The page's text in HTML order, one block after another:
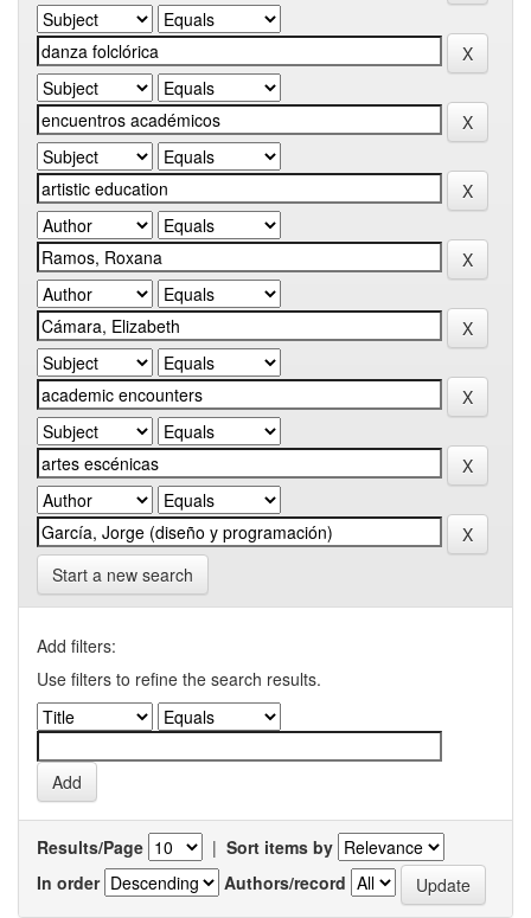
Start a new search
Add filters:
Use filters to refine the search results.
Results/Page | Sort items by
In order
Authors/record